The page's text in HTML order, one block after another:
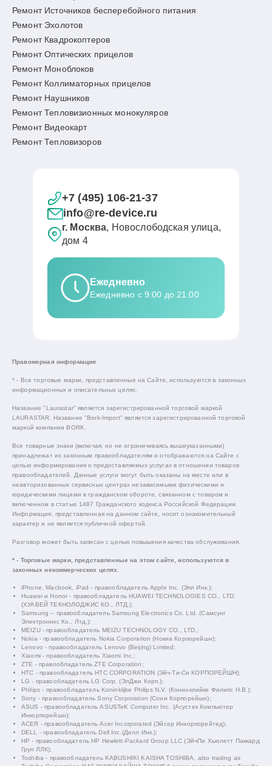
Ремонт Источников бесперебойного питания
Ремонт Эхолотов
Ремонт Квадрокоптеров
Ремонт Оптических прицелов
Ремонт Моноблоков
Ремонт Коллиматорных прицелов
Ремонт Наушников
Ремонт Тепловизионных монокуляров
Ремонт Видеокарт
Ремонт Тепловизоров
+7 (495) 106-21-37
info@re-device.ru
г. Москва, Новослободская улица,
дом 4
Ежедневно
Ежедневно с 9:00 до 21:00
Правомерная информация
* - Все торговые марки, представленные на Сайте, используются в законных
информационных и описательных целях.
Название "Laurastar" является зарегистрированной торговой маркой
LAURASTAR. Название "Bork-Import" является зарегистрированной торговой
маркой компании BORK.
Все товарные знаки (включая, но не ограничиваясь вышеуказанными)
принадлежат их законным правообладателям и отображаются на Сайте с
целью информирования о предоставляемых услугах в отношении товаров
правообладателей. Данные услуги могут быть оказаны на месте или в
неавторизованных сервисных центрах независимыми физическими и
юридическими лицами в гражданском обороте, связанном с товаром и
включенном в статью 1487 Гражданского кодекса Российской Федерации.
Информация, представленная на данном сайте, носит ознакомительный
характер и не является публичной офертой.
Разговор может быть записан с целью повышения качества обслуживания.
* - Торговые марки, представленные на этом сайте, используются в
законных некоммерческих целях.
iPhone, Macbook, iPad - правообладатель Apple Inc. (Эпл Инк.);
Huawei и Honor - правообладатель HUAWEI TECHNOLOGIES CO., LTD.
(ХУАВЕЙ ТЕКНОЛОДЖИС КО., ЛТД.);
Samsung – правообладатель Samsung Electronics Co. Ltd. (Самсунг
Электроникс Ко., Лтд.);
MEIZU - правообладатель MEIZU TECHNOLOGY CO., LTD.;
Nokia - правообладатель Nokia Corporation (Нокиа Корпорейшн);
Lenovo - правообладатель Lenovo (Beijing) Limited;
Xiaomi - правообладатель Xiaomi Inc.;
ZTE - правообладатель ZTE Corporation;
HTC - правообладатель HTC CORPORATION (Эйч-Ти-Си КОРПОРЕЙШН);
LG - правообладатель LG Corp. (ЭлДжи Корп.);
Philips - правообладатель Koninklijke Philips N.V. (Конинклийке Филипс Н.В.);
Sony - правообладатель Sony Corporation (Сони Корпорейшн);
ASUS - правообладатель ASUSTeK Computer Inc. (Асустек Компьютер
Инкорпорейшн);
ACER - правообладатель Acer Incorporated (Эйсер Инкорпорейтед);
DELL - правообладатель Dell Inc.(Делл Инк.);
HP - правообладатель HP Hewlett-Packard Group LLC (ЭйчПи Хьюлетт Паккард
Груп ЛЛК);
Toshiba - правообладатель KABUSHIKI KAISHA TOSHIBA, also trading as